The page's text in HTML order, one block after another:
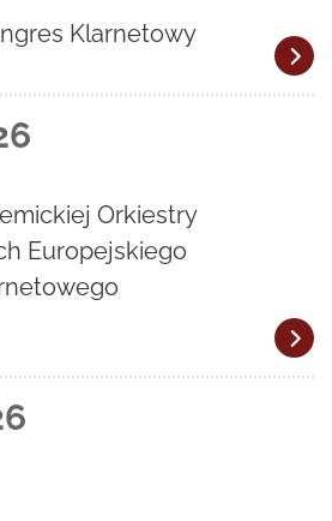
Klarnetowy
Orkiestry
Europejskiego